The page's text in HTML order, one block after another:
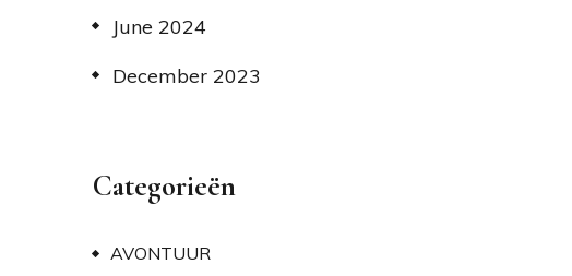
June 2024
December 2023
Categorieën
AVONTUUR